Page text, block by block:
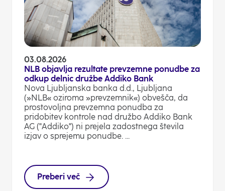
03.08.2026
NLB objavlja rezultate prevzemne ponudbe za
odkup delnic družbe Addiko Bank
Nova Ljubljanska banka d.d., Ljubljana
(»NLB« oziroma »prevzemnik«) obvešča, da
prostovoljna prevzemna ponudba za
pridobitev kontrole nad družbo Addiko Bank
AG ("Addiko") ni prejela zadostnega števila
izjav o sprejemu ponudbe. ...
Preberi več